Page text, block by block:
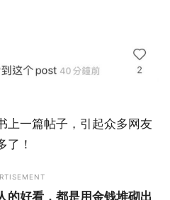
上一篇帖子，引起众多网友
了！
的好看，都是用金钱堆砌出